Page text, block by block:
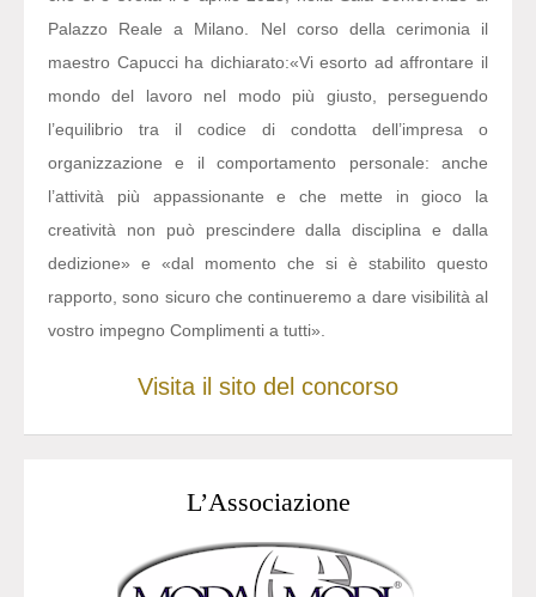
Palazzo Reale a Milano. Nel corso della cerimonia il
maestro Capucci ha dichiarato:«Vi esorto ad affrontare il
mondo del lavoro nel modo più giusto, perseguendo
l’equilibrio tra il codice di condotta dell’impresa o
organizzazione e il comportamento personale: anche
l’attività più appassionante e che mette in gioco la
creatività non può prescindere dalla disciplina e dalla
dedizione» e «dal momento che si è stabilito questo
rapporto, sono sicuro che continueremo a dare visibilità al
vostro impegno Complimenti a tutti».
Visita il sito del concorso
L’Associazione